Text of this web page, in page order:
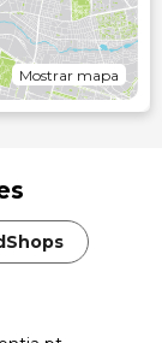
Mostrar mapa